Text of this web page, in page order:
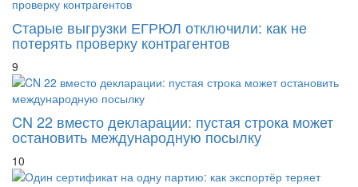
Старые выгрузки ЕГРЮЛ отключили: как не
потерять проверку контрагентов
9
CN 22 вместо декларации: пустая строка может
остановить международную посылку
10